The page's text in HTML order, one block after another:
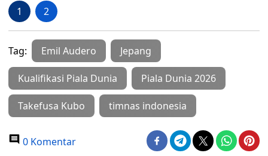
1 2
Tag: Emil Audero Jepang
Kualifikasi Piala Dunia Piala Dunia 2026
Takefusa Kubo timnas indonesia
0 Komentar